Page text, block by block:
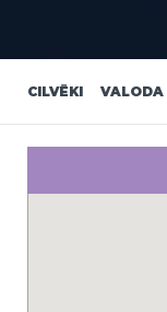
CILVĒKI VALODA